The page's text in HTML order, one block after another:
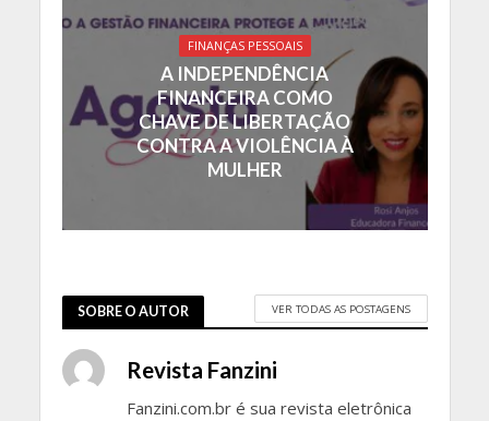
FINANÇAS PESSOAIS
A INDEPENDÊNCIA
FINANCEIRA COMO
CHAVE DE LIBERTAÇÃO
CONTRA A VIOLÊNCIA À
MULHER
SOBRE O AUTOR VER TODAS AS POSTAGENS
Revista Fanzini
Fanzini.com.br é sua revista eletrônica